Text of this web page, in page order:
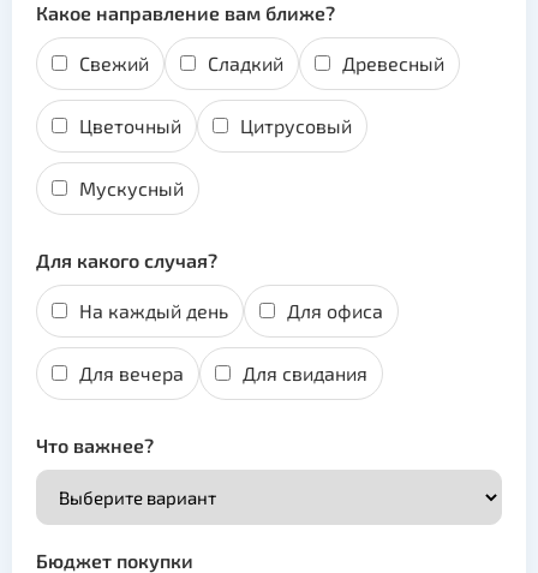
Какое направление вам ближе?
Свежий Сладкий Древесный
Цветочный Цитрусовый
Мускусный
Для какого случая?
На каждый день Для офиса
Для вечера Для свидания
Что важнее?
Бюджет покупки